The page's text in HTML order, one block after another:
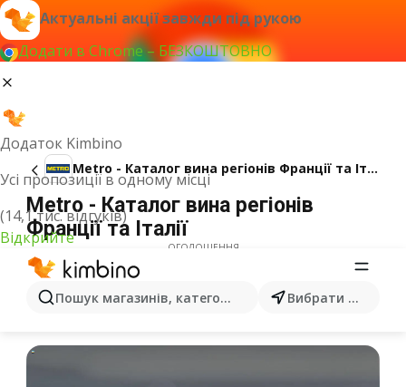
Актуальні акції завжди під рукою
Додати в Chrome – БЕЗКОШТОВНО
Додаток Kimbino
Усі пропозиції в одному місці
(14,1 тис. відгуків)
Відкрийте
Пошук магазинів, категорій, товарів... Вибрати місто
Metro - Каталог вина регіонів Франції та Італії
Metro - Каталог вина регіонів
Франції та Італії
ОГОЛОШЕННЯ